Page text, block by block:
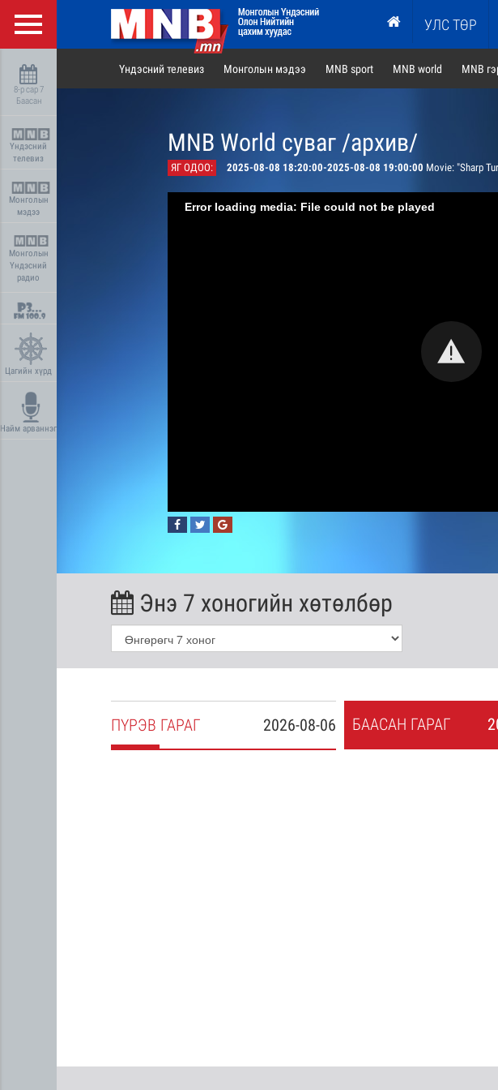
УЛС ТӨР
8-р сар 7
Баасан
Үндэсний
телевиз
Монголын
мэдээ
Монголын
Үндэсний
радио
Цагийн хүрд
Найм арваннэг
Үндэсний телевиз Монголын мэдээ MNB sport MNB world MNB
MNB World суваг /архив/
ЯГ ОДОО: 2025-08-08 18:20:00-2025-08-08 19:00:00 Movie: "Sharp
Error loading media: File could not be played
Энэ 7 хоногийн хөтөлбөр
2026-08-06
ПҮРЭВ ГАРАГ БААСАН ГАРАГ